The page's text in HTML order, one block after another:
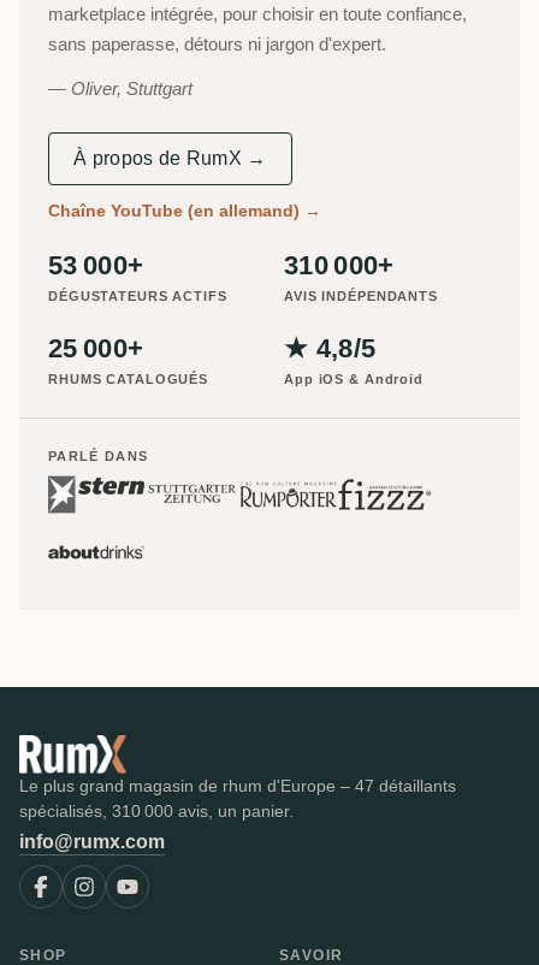
marketplace intégrée, pour choisir en toute confiance,
sans paperasse, détours ni jargon d'expert.
Oliver, Stuttgart
À propos de RumX →
Chaîne YouTube (en allemand) →
53 000+
DÉGUSTATEURS ACTIFS
310 000+
AVIS INDÉPENDANTS
25 000+
RHUMS CATALOGUÉS
★ 4,8/5
App iOS & Android
PARLÉ DANS
Le plus grand magasin de rhum d'Europe – 47 détaillants
spécialisés, 310 000 avis, un panier.
info@rumx.com
SHOP SAVOIR